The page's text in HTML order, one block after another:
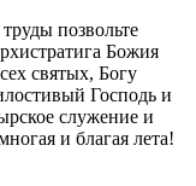
позвольте
Божия
святых, Богу
Господь и
служение и
и благая лета!